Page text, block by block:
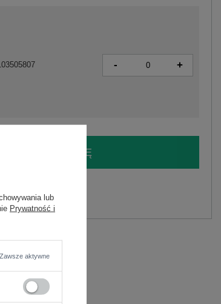
- +
I ZOBACZ CENĘ
lub
Prywatność i
Zawsze aktywne